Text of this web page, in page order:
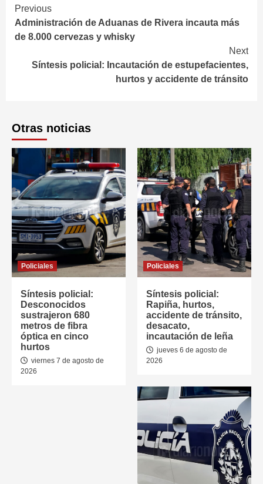
Continue
Reading
Previous
Administración de Aduanas de Rivera incauta más
de 8.000 cervezas y whisky
Next
Síntesis policial: Incautación de estupefacientes,
hurtos y accidente de tránsito
Otras noticias
Policiales
Síntesis policial:
Desconocidos
sustrajeron 680
metros de fibra
óptica en cinco
hurtos
viernes 7 de agosto de
2026
Policiales
Síntesis policial:
Rapiña, hurtos,
accidente de tránsito,
desacato,
incautación de leña
jueves 6 de agosto de
2026